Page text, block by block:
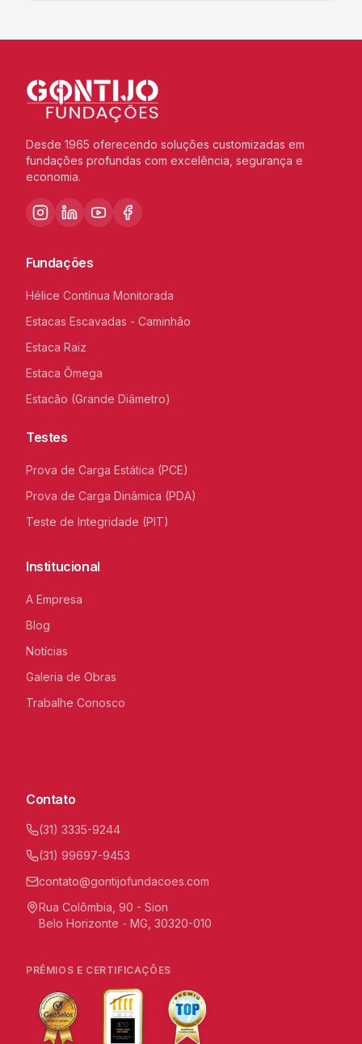
Desde 1965 oferecendo soluções customizadas em
fundações profundas com excelência, segurança e
economia.
Fundações
Hélice Contínua Monitorada
Estacas Escavadas - Caminhão
Estaca Raiz
Estaca Ômega
Estacão (Grande Diâmetro)
Testes
Prova de Carga Estática (PCE)
Prova de Carga Dinâmica (PDA)
Teste de Integridade (PIT)
Institucional
A Empresa
Blog
Notícias
Galeria de Obras
Trabalhe Conosco
Contato
(31) 3335-9244
(31) 99697-9453
contato@gontijofundacoes.com
Rua Colômbia, 90 - Sion
Belo Horizonte - MG, 30320-010
PRÊMIOS E CERTIFICAÇÕES